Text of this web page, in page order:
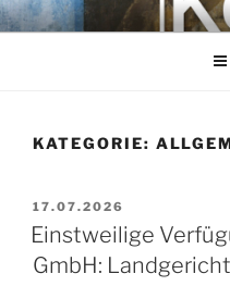
Zum
InhaltKEHL
Rechtsanwaltsgesellschaft
KATEGORIE:
VERÖFFENTLICHT
AM
17.07.2026
Einstweilige
GmbH: